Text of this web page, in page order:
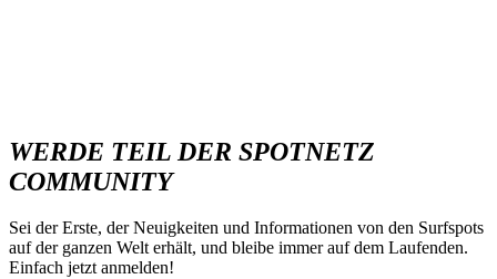
WERDE TEIL DER SPOTNETZ
COMMUNITY
Sei der Erste, der Neuigkeiten und Informationen von den Surfspots
auf der ganzen Welt erhält, und bleibe immer auf dem Laufenden.
Einfach jetzt anmelden!